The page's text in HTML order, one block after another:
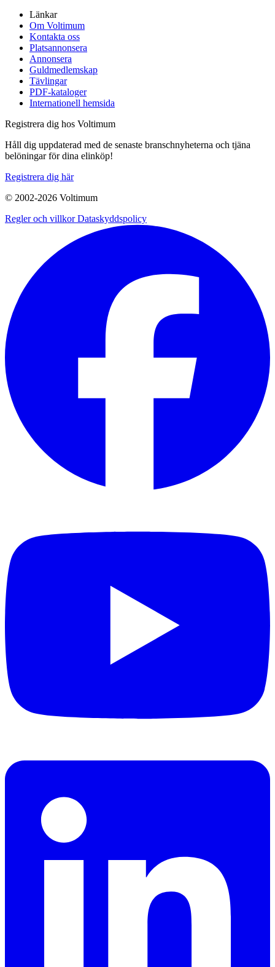
Länkar
Om Voltimum
Kontakta oss
Platsannonsera
Annonsera
Guldmedlemskap
Tävlingar
PDF-kataloger
Internationell hemsida
Registrera dig hos Voltimum
Håll dig uppdaterad med de senaste branschnyheterna och tjäna
belöningar för dina elinköp!
Registrera dig här
© 2002-2026 Voltimum
Regler och villkorDataskyddspolicy